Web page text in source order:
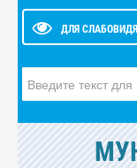
ДЛЯ